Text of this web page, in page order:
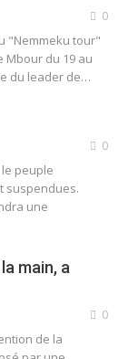
0
"Nemmeku tour"
Mbour du 19 au
du leader de…
0
peuple
suspendues.
une
main, a
0
de la